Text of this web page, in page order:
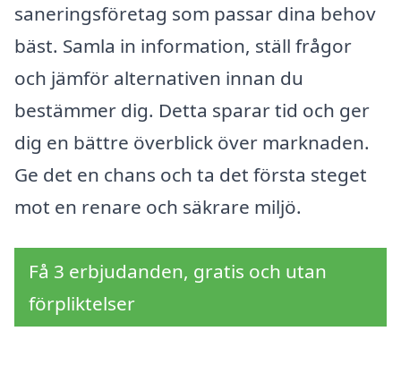
saneringsföretag som passar dina behov
bäst. Samla in information, ställ frågor
och jämför alternativen innan du
bestämmer dig. Detta sparar tid och ger
dig en bättre överblick över marknaden.
Ge det en chans och ta det första steget
mot en renare och säkrare miljö.
Få 3 erbjudanden, gratis och utan
förpliktelser